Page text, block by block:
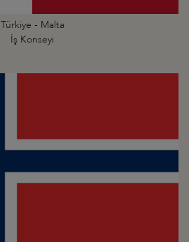
Türkiye - Malta
İş Konseyi